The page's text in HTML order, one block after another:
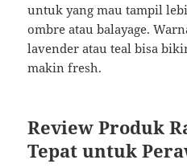
untuk yang mau tampil
ombre atau balayage.
lavender atau teal bisa
makin fresh.
Review Produk
Tepat untuk